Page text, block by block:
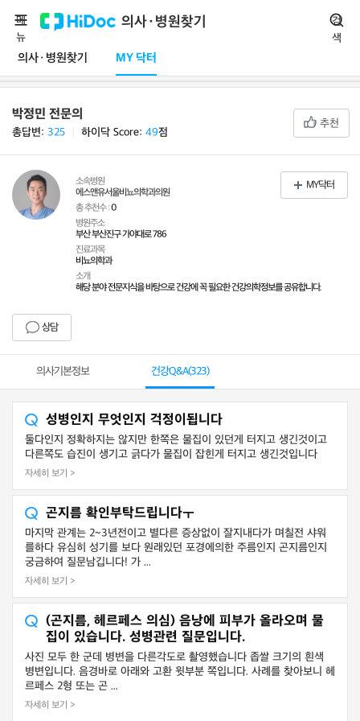
의사·병원찾기
의사·병원찾기 MY 닥터
메
뉴
검
색
박정민 전문의
총답변: 325 하이닥 Score: 49점
추천
소속병원
에스앤유서울비뇨의학과의원
총 추천수 :0
병원주소
부산 부산진구 가야대로 786
진료과목
비뇨의학과
소개
해당 분야 전문지식을 바탕으로 건강에 꼭 필요한 건강의학정보를 공유합니다.
상담
MY닥터
의사기본정보 건강Q&A(323)
성병인지 무엇인지 걱정이됩니다
둘다인지 정확하지는 않지만 한쪽은 물집이 있던게 터지고 생긴것이고
다른쪽도 습진이 생기고 긁다가 물집이 잡힌게 터지고 생긴것입니다
자세히 보기 >
곤지름 확인부탁드립니다ㅜ
마지막 관계는 2~3년전이고 별다른 증상없이 잘지내다가 며칠전 샤워
를하다 유심히 성기를 보다 원래있던 포경에의한 주름인지 곤지름인지
궁금하여 질문남깁니다! 가 ...
자세히 보기 >
(곤지름, 헤르페스 의심) 음낭에 피부가 올라오며 물
집이 있습니다. 성병관련 질문입니다.
사진 모두 한 군데 병변을 다른각도로 촬영했습니다 좁쌀 크기의 흰색
병변입니다. 음경바로 아래와 고환 윗부분 쪽입니다. 사례를 찾아보니 헤
르페스 2형 또는 곤 ...
자세히 보기 >